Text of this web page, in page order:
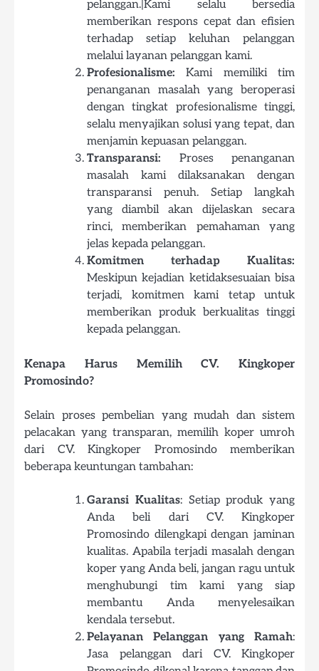
pelanggan.|Kami selalu bersedia
memberikan respons cepat dan efisien
terhadap setiap keluhan pelanggan
melalui layanan pelanggan kami.
Profesionalisme: Kami memiliki tim
penanganan masalah yang beroperasi
dengan tingkat profesionalisme tinggi,
selalu menyajikan solusi yang tepat, dan
menjamin kepuasan pelanggan.
Transparansi: Proses penanganan
masalah kami dilaksanakan dengan
transparansi penuh. Setiap langkah
yang diambil akan dijelaskan secara
rinci, memberikan pemahaman yang
jelas kepada pelanggan.
Komitmen terhadap Kualitas:
Meskipun kejadian ketidaksesuaian bisa
terjadi, komitmen kami tetap untuk
memberikan produk berkualitas tinggi
kepada pelanggan.
Kenapa Harus Memilih CV. Kingkoper
Promosindo?
Selain proses pembelian yang mudah dan sistem
pelacakan yang transparan, memilih koper umroh
dari CV. Kingkoper Promosindo memberikan
beberapa keuntungan tambahan:
Garansi Kualitas: Setiap produk yang
Anda beli dari CV. Kingkoper
Promosindo dilengkapi dengan jaminan
kualitas. Apabila terjadi masalah dengan
koper yang Anda beli, jangan ragu untuk
menghubungi tim kami yang siap
membantu Anda menyelesaikan
kendala tersebut.
Pelayanan Pelanggan yang Ramah:
Jasa pelanggan dari CV. Kingkoper